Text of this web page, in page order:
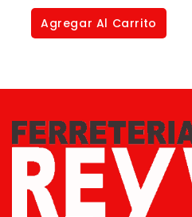
of
Agregar Al Carrito